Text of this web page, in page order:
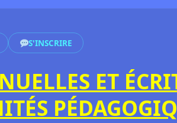
S'INSCRIRE
ET